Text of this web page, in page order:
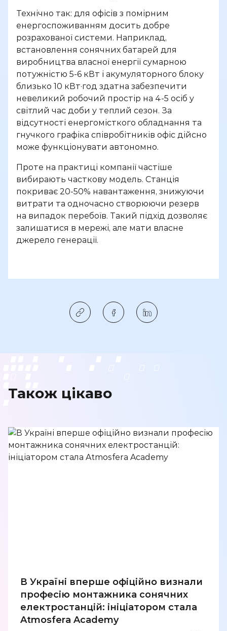
Технічно так: для офісів з помірним
енергоспоживанням досить добре
розрахованої системи. Наприклад,
встановлення сонячних батарей для
виробництва власної енергії сумарною
потужністю 5-6 кВт і акумуляторного блоку
близько 10 кВт·год здатна забезпечити
невеликий робочий простір на 4-5 осіб у
світлий час доби у теплий сезон. За
відсутності енергомісткого обладнання та
гнучкого графіка співробітників офіс дійсно
може функціонувати автономно.
Проте на практиці компанії частіше
вибирають часткову модель. Станція
покриває 20-50% навантаження, знижуючи
витрати та одночасно створюючи резерв
на випадок перебоїв. Такий підхід дозволяє
залишатися в мережі, але мати власне
джерело генерації.
Також цікаво
В Україні вперше офіційно визнали
професію монтажника сонячних
електростанцій: ініціатором стала
Atmosfera Academy